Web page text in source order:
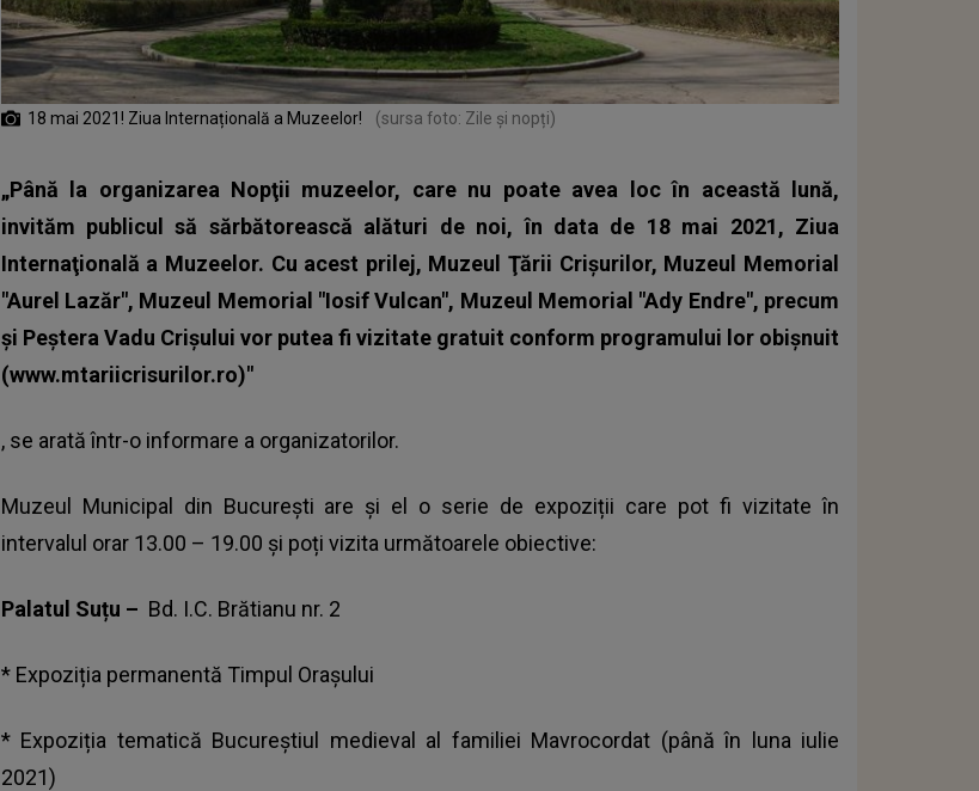
18 mai 2021! Ziua Internațională a Muzeelor! (sursa foto: Zile și nopți)
„Până la organizarea Nopţii muzeelor, care nu poate avea loc în această lună,
invităm publicul să sărbătorească alături de noi, în data de 18 mai 2021, Ziua
Internaţională a Muzeelor. Cu acest prilej, Muzeul Ţării Crişurilor, Muzeul Memorial
"Aurel Lazăr", Muzeul Memorial "Iosif Vulcan", Muzeul Memorial "Ady Endre", precum
şi Peştera Vadu Crişului vor putea fi vizitate gratuit conform programului lor obişnuit
(www.mtariicrisurilor.ro)"
, se arată într-o informare a organizatorilor.
Muzeul Municipal din București are și el o serie de expoziții care pot fi vizitate în
intervalul orar 13.00 – 19.00 și poți vizita următoarele obiective:
Palatul Suțu – Bd. I.C. Brătianu nr. 2
* Expoziția permanentă Timpul Orașului
* Expoziția tematică Bucureștiul medieval al familiei Mavrocordat (până în luna iulie
2021)